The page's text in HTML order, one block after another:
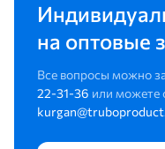
на оптовые
Все вопросы можно
22-31-36 или можете